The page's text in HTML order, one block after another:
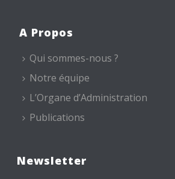
A Propos
Qui sommes-nous ?
Notre équipe
L’Organe d’Administration
Publications
Newsletter